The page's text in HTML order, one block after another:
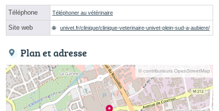
Téléphone Téléphoner au vétérinaire
Site web univet.fr/clinique/clinique-veterinaire-univet-plein-sud-a-aubiere/
Plan et adresse
© contributeurs OpenStreetMap